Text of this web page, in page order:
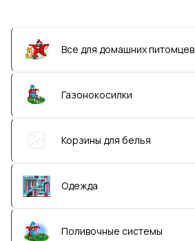
Все для домашних питомцев
Газонокосилки
Корзины для белья
Одежда
Поливочные системы